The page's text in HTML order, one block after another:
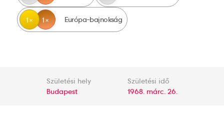
1 1 Európa-bajnokság
Születési hely
Budapest
Születési idő
1968. márc. 26.